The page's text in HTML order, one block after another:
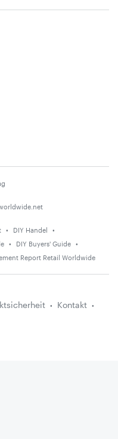
DIY Handel
DIY Buyers' Guide
Report Retail Worldwide
Kontakt